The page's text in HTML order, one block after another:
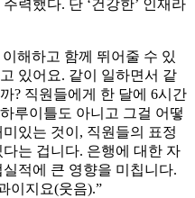
력했다. 단 ‘건강한’ 인재라
해하고 함께 뛰어줄 수 있
있어요. 같이 일하면서 같
? 직원들에게 한 달에 6시간
루이틀도 아니고 그걸 어떻
있는 것이, 직원들의 표정
는 겁니다. 은행에 대한 자
적에 큰 영향을 미칩니다.
이지요(웃음).”